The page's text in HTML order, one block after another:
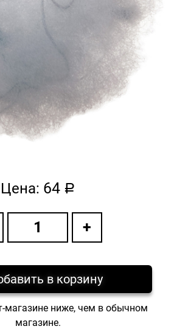
Цена: 64 a
в корзину
магазине ниже, чем в обычном
магазине.